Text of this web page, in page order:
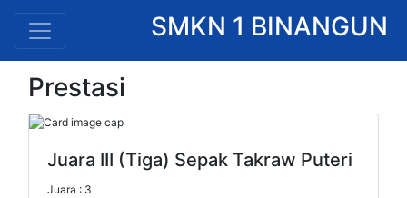
SMKN 1 BINANGUN
Prestasi
Juara III (Tiga) Sepak Takraw Puteri
Juara : 3